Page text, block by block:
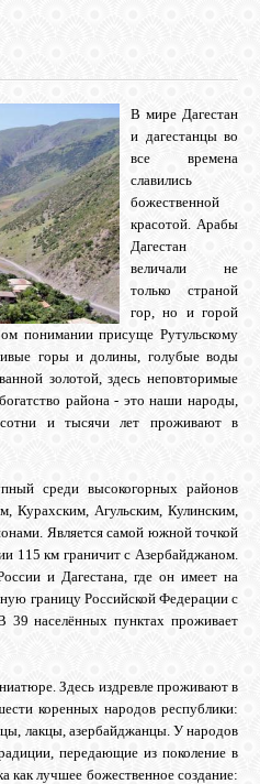
В мире Дагестан
и дагестанцы во
все времена
славились
божественной
красотой. Арабы
Дагестан
величали не
только страной
гор, но и горой
понимании присуще Рутульскому
горы и долины, голубые воды
золотой, здесь неповторимые
района - это наши народы,
и тысячи лет проживают в
среди высокогорных районов
Курахским, Агульским, Кулинским,
Является самой южной точкой
115 км граничит с Азербайджаном.
и Дагестана, где он имеет на
границу Российской Федерации с
39 населённых пунктах проживает
Здесь издревле проживают в
коренных народов республики:
лакцы, азербайджанцы. У народов
передающие из поколение в
как лучшее божественное создание: